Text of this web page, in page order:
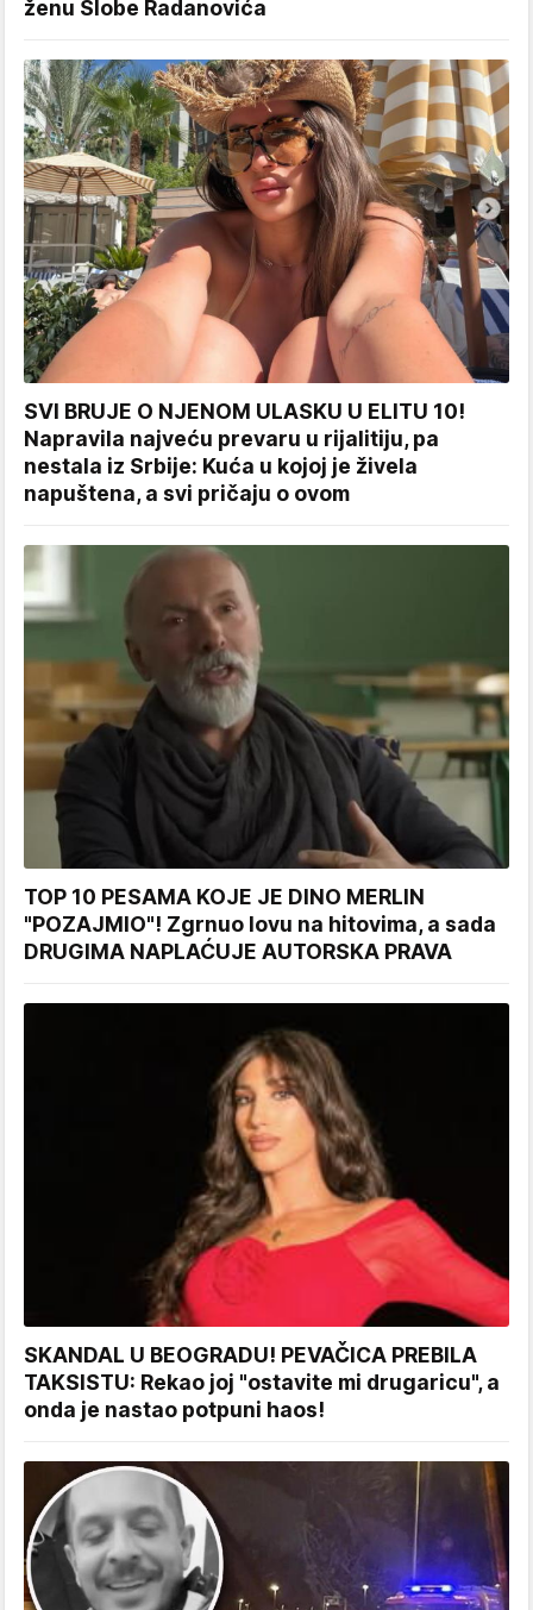
ženu Slobe Radanovića
SVI BRUJE O NJENOM ULASKU U ELITU 10!
Napravila najveću prevaru u rijalitiju, pa
nestala iz Srbije: Kuća u kojoj je živela
napuštena, a svi pričaju o ovom
TOP 10 PESAMA KOJE JE DINO MERLIN
"POZAJMIO"! Zgrnuo lovu na hitovima, a sada
DRUGIMA NAPLAĆUJE AUTORSKA PRAVA
SKANDAL U BEOGRADU! PEVAČICA PREBILA
TAKSISTU: Rekao joj "ostavite mi drugaricu", a
onda je nastao potpuni haos!